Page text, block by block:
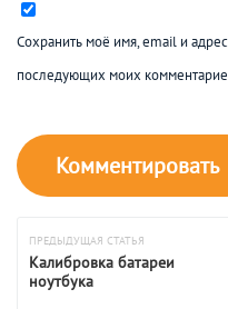
Сохранить моё имя, email и
последующих моих
ПРЕДЫДУЩАЯ СТАТЬЯ
Калибровка батареи
ноутбука